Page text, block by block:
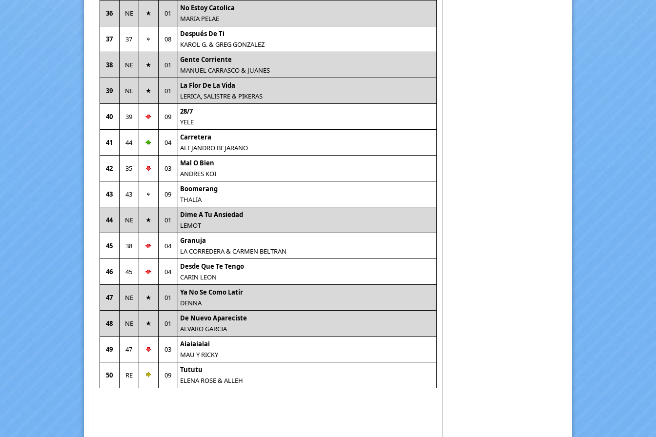
36 NE 01
No Estoy Catolica
MARIA PELAE
37 37 08
Después De Ti
KAROL G. & GREG GONZALEZ
38 NE 01
Gente Corriente
MANUEL CARRASCO & JUANES
39 NE 01
La Flor De La Vida
LERICA, SALISTRE & PIKERAS
40 39 09
28/7
YELE
41 44 04
Carretera
ALEJANDRO BEJARANO
42 35 03
Mal O Bien
ANDRES KOI
43 43 09
Boomerang
THALIA
44 NE 01
Dime A Tu Ansiedad
LEMOT
45 38 04
Granuja
LA CORREDERA & CARMEN BELTRAN
46 45 04
Desde Que Te Tengo
CARIN LEON
47 NE 01
Ya No Se Como Latir
DENNA
48 NE 01
De Nuevo Apareciste
ALVARO GARCIA
49 47 03
Aiaiaiaiai
MAU Y RICKY
50 RE 09
Tututu
ELENA ROSE & ALLEH